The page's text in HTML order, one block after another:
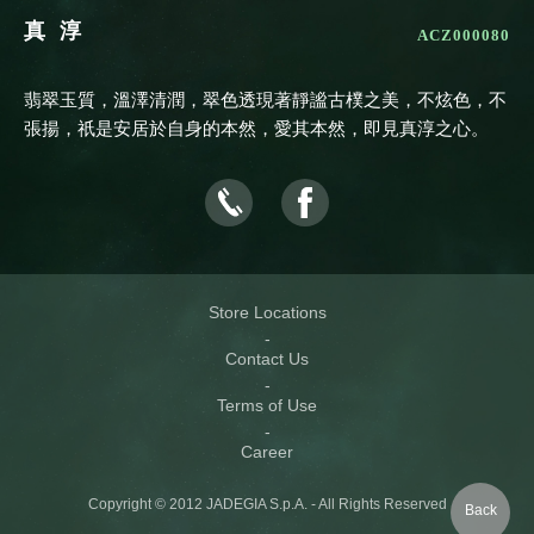
真淳 ACZ000080
翡翠玉質，溫澤清潤，翠色透現著靜謐古樸之美，不炫色，不
張揚，祇是安居於自身的本然，愛其本然，即見真淳之心。
Back
Store Locations
Contact Us
Terms of Use
Career
Copyright © 2012 JADEGIA S.p.A. - All Rights Reserved